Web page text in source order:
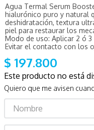
Agua Termal Serum
hialurónico puro y natural
deshidratación, textura
piel para restaurar los
Modo de uso: Aplicar 2 ó
Evitar el contacto con los
$ 197.800
Este producto no está
Quiero que me avisen
posay